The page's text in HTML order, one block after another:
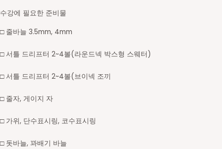
수강에 필요한 준비물
□ 줄바늘 3.5mm, 4mm
□ 서틀 드리프터 2~4볼(라운드넥 박스형 스웨터)
□ 서틀 드리프터 2~4볼(브이넥 조끼
□ 줄자, 게이지 자
□ 가위, 단수표시링, 코수표시링
□ 돗바늘, 꽈배기 바늘